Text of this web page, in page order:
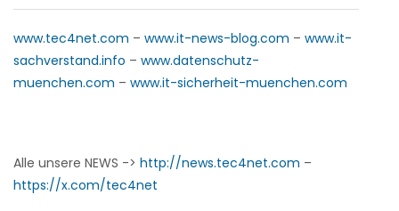
www.tec4net.com – www.it-news-blog.com – www.it-
sachverstand.info – www.datenschutz-
muenchen.com – www.it-sicherheit-muenchen.com
Alle unsere NEWS -> http://news.tec4net.com –
https://x.com/tec4net